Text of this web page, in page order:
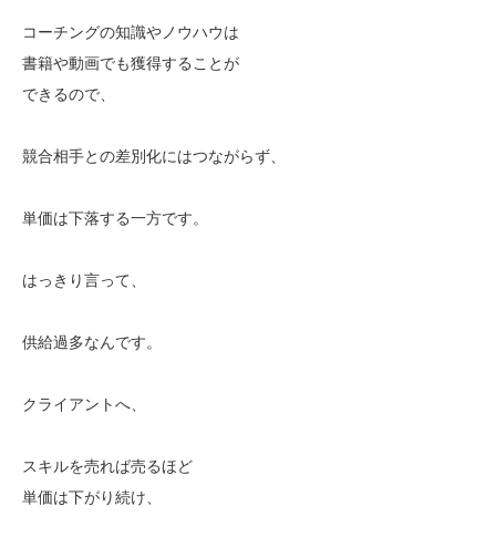
コーチングの知識やノウハウは
書籍や動画でも獲得することが
できるので、
競合相手との差別化にはつながらず、
単価は下落する一方です。
はっきり言って、
供給過多なんです。
クライアントへ、
スキルを売れば売るほど
単価は下がり続け、